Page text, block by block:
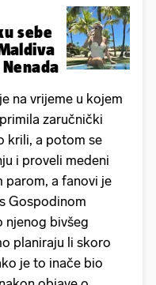
sebe
na vrijeme u kojem
zaručnički
krili, a potom se
i proveli medeni
parom, a fanovi je
Gospodinom
njenog bivšeg
planiraju li skoro
je to inače bio